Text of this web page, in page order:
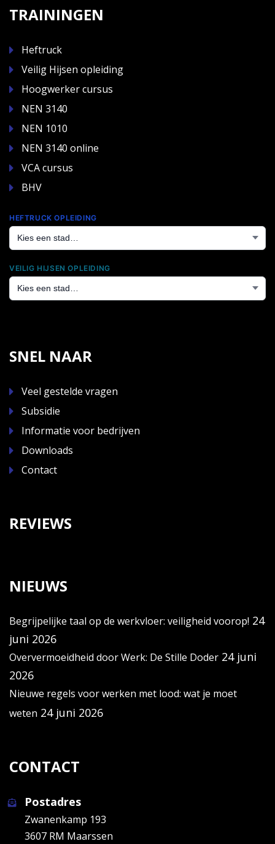
TRAININGEN
Heftruck
Veilig Hijsen opleiding
Hoogwerker cursus
NEN 3140
NEN 1010
NEN 3140 online
VCA cursus
BHV
HEFTRUCK OPLEIDING
VEILIG HIJSEN OPLEIDING
SNEL NAAR
Veel gestelde vragen
Subsidie
Informatie voor bedrijven
Downloads
Contact
REVIEWS
NIEUWS
Begrijpelijke taal op de werkvloer: veiligheid voorop! 24
juni 2026
Oververmoeidheid door Werk: De Stille Doder 24 juni
2026
Nieuwe regels voor werken met lood: wat je moet
weten 24 juni 2026
CONTACT
Postadres
Zwanenkamp 193
3607 RM Maarssen